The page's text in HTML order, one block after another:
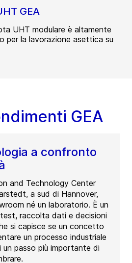
GEA
UHT modulare è altamente
per la lavorazione asettica su
GEA
a confronto
and Technology Center
a sud di Hannover,
né un laboratorio. È un
raccolta dati e decisioni
si capisce se un concetto
un processo industriale
passo più importante di